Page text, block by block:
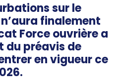
sur le
finalement
Force ouvrière a
du préavis de
en vigueur ce